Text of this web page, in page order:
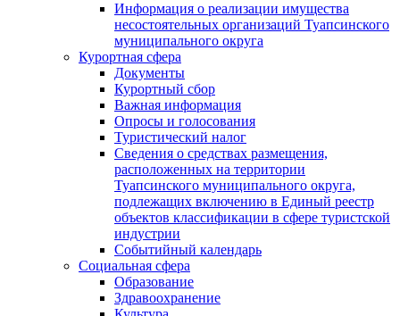
Информация о реализации имущества
несостоятельных организаций Туапсинского
муниципального округа
Курортная сфера
Документы
Курортный сбор
Важная информация
Опросы и голосования
Туристический налог
Сведения о средствах размещения,
расположенных на территории
Туапсинского муниципального округа,
подлежащих включению в Единый реестр
объектов классификации в сфере туристской
индустрии
Событийный календарь
Социальная сфера
Образование
Здравоохранение